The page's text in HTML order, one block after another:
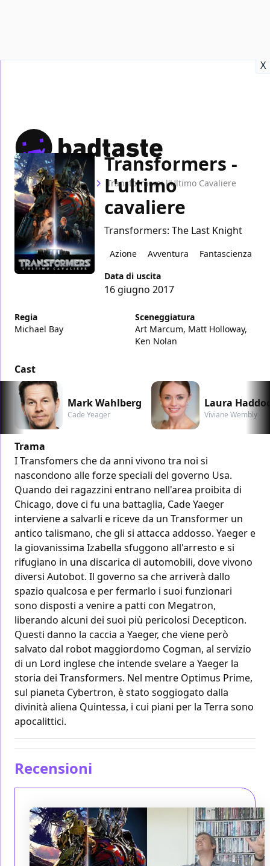
X
Home Film Transformers: l'Ultimo Cavaliere
Transformers -
L'ultimo
cavaliere
Transformers: The Last Knight
Azione Avventura
Fantascienza
Data di uscita
16 giugno 2017
Regia
Michael Bay
Sceneggiatura
Art Marcum, Matt Holloway,
Ken Nolan
Cast
Mark Wahlberg
Cade Yeager
Laura
Viviane Wembly
Trama
I Transfomers che da anni vivono tra noi si
nascondono alle forze speciali del governo Usa.
Quando dei ragazzini entrano nell'area proibita di
Chicago, dove ci fu una battaglia, Cade Yaeger
interviene a salvarli e riceve da un Transformer un
antico talismano, che gli si attacca addosso. Yaeger e
la giovanissima Izabella sfuggono all'arresto e si
rifugiano in una discarica di automobili, dove vivono
diversi Autobot. Il governo sa che arriverà dallo
spazio qualcosa e per fermarlo i suoi funzionari
sono disposti a venire a patti con Megatron,
liberando alcuni dei suoi più pericolosi Decepticon.
Questi danno la caccia a Yaeger, che viene però
salvato dal robot maggiordomo Cogman, al servizio
di un Lord inglese che intende svelare a Yaeger la
storia dei Transformers. Nel mentre Optimus Prime,
sul pianeta Cybertron, è stato soggiogato dalla
divinità aliena Quintessa, i cui piani per la Terra sono
apocalittici.
Recensioni